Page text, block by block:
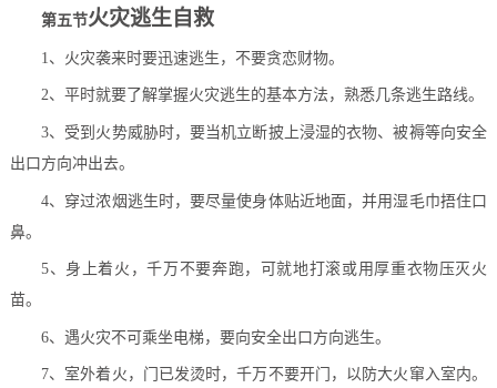
第五节火灾逃生自救
1、火灾袭来时要迅速逃生，不要贪恋财物。
2、平时就要了解掌握火灾逃生的基本方法，熟悉几条逃生路线。
3、受到火势威胁时，要当机立断披上浸湿的衣物、被褥等向安全
出口方向冲出去。
4、穿过浓烟逃生时，要尽量使身体贴近地面，并用湿毛巾捂住口
鼻。
5、身上着火，千万不要奔跑，可就地打滚或用厚重衣物压灭火
苗。
6、遇火灾不可乘坐电梯，要向安全出口方向逃生。
7、室外着火，门已发烫时，千万不要开门，以防大火窜入室内。